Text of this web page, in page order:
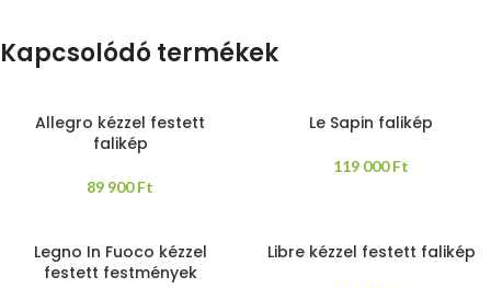
Kapcsolódó termékek
Allegro kézzel festett
falikép
89 900Ft
Le Sapin falikép
119 000Ft
Legno In Fuoco kézzel
festett festmények
Libre kézzel festett falikép